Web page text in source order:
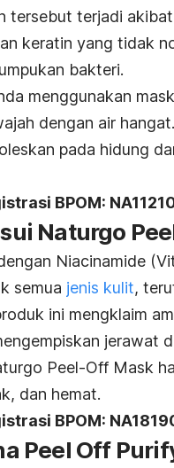
tersebut terjadi
keratin yang tidak
bakteri.
menggunakan
dengan air hangat.
pada hidung
BPOM:
Naturgo
Niacinamide
semua jenis kulit,
ini mengklaim
jerawat
Peel-Off Mask
dan hemat.
BPOM:
Peel Off